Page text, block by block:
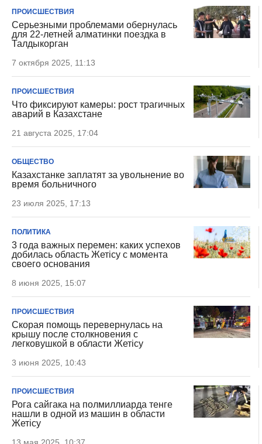
ПРОИСШЕСТВИЯ
Серьезными проблемами обернулась
для 22-летней алматинки поездка в
Талдыкорган
7 октября 2025, 11:13
ПРОИСШЕСТВИЯ
Что фиксируют камеры: рост трагичных
аварий в Казахстане
21 августа 2025, 17:04
ОБЩЕСТВО
Казахстанке заплатят за увольнение во
время больничного
23 июля 2025, 17:13
ПОЛИТИКА
3 года важных перемен: каких успехов
добилась область Жетісу с момента
своего основания
8 июня 2025, 15:07
ПРОИСШЕСТВИЯ
Скорая помощь перевернулась на
крышу после столкновения с
легковушкой в области Жетісу
3 июня 2025, 10:43
ПРОИСШЕСТВИЯ
Рога сайгака на полмиллиарда тенге
нашли в одной из машин в области
Жетісу